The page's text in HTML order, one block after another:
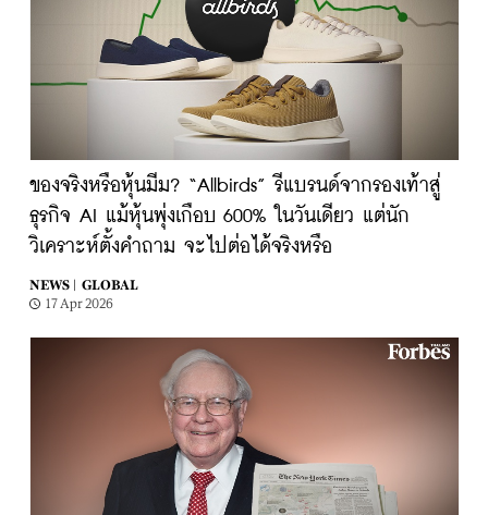
ของจริงหรือหุ้นมีม? “Allbirds” รีแบรนด์จากรองเท้าสู่
ธุรกิจ AI แม้หุ้นพุ่งเกือบ 600% ในวันเดียว แต่นัก
วิเคราะห์ตั้งคำถาม จะไปต่อได้จริงหรือ
NEWS |
GLOBAL
17 Apr 2026